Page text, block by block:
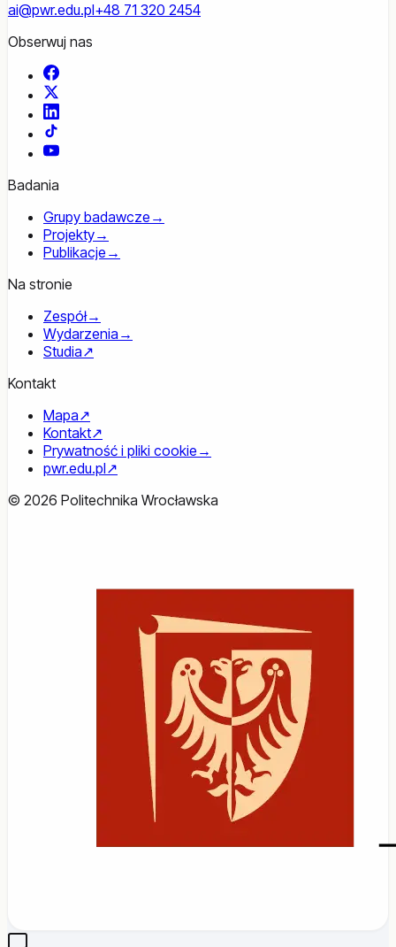
ai@pwr.edu.pl+48 71 320 2454
Obserwuj nas
Facebook
YouTube
Badania
Grupy badawcze →
Projekty→
Publikacje →
Na stronie
Zespół→
Wydarzenia →
Studia↗
Kontakt
Mapa↗
Kontakt↗
Prywatność i pliki cookie →
pwr.edu.pl↗
© 2026 Politechnika Wrocławska